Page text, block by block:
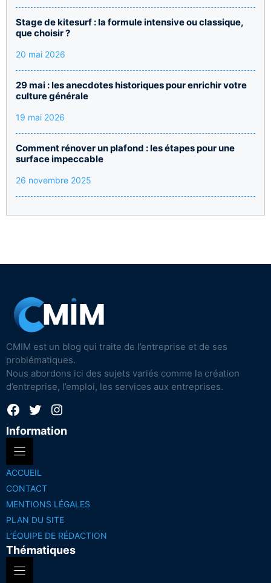
Stage de kitesurf : la formule intensive ou classique,
que choisir ?
20 mai 2026
29 mai : les anecdotes historiques pour enrichir votre
culture générale
19 mai 2026
Comment rénover un plafond : les étapes pour une
surface impeccable
26 novembre 2025
CMIM est un blog qui traite de l’entreprise et de ses
problématiques.
Nous abordons ici des sujets variés comme la création
d’entreprise, l’emploi, les services aux entreprises.
Facebook
TwitterInstagram
Information
ACCUEIL
CONTACT
MENTIONS LÉGALES
PLAN DU SITE
L’ÉQUIPE DE RÉDACTION
Thématiques